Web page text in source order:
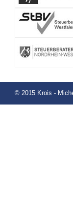
© 2015 Krois -